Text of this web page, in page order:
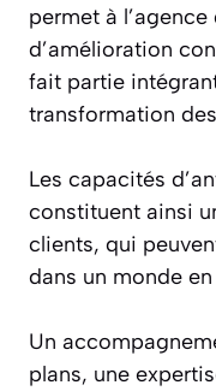
permet à
d’amélioration
fait partie
transformation
Les capacités
constituent ainsi
clients, qui
dans un monde
Un
plans, une